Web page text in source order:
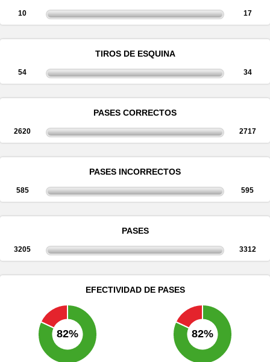
10 17
TIROS DE ESQUINA
54 34
PASES CORRECTOS
2620 2717
PASES INCORRECTOS
585 595
PASES
3205 3312
EFECTIVIDAD DE PASES
82% 82%